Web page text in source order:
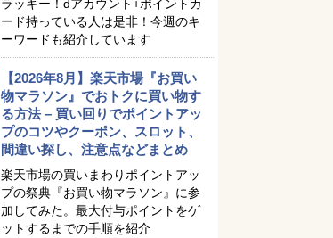
ラッキー！dアカウント+ポイントカ
ード持っている人は是非！今週のキ
ーワードも紹介しています
【2026年8月】楽天市場『お買い
物マラソン』でおトクに買い物す
る方法 – 買い回りでポイントアッ
プのコツやクーポン、スロット、
間違い探し、注意点などまとめ
楽天市場の買いまわりポイントアッ
プの祭典『お買い物マラソン』に参
加してみた。最大付与ポイントをゲ
ットするまでの手順を紹介